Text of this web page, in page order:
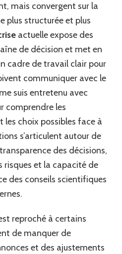
mais convergent sur la
plus structurée et plus
actuelle expose des
de décision et met en
cadre de travail clair pour
communiquer avec le
suis entretenu avec
comprendre les
choix possibles face à
s’articulent autour de
des décisions,
risques et la capacité de
des conseils scientifiques
reproché à certains
de manquer de
et des ajustements